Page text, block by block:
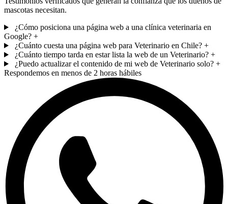
mascotas necesitan.
¿Cómo posiciona una página web a una clínica veterinaria en
Google? +
¿Cuánto cuesta una página web para Veterinario en Chile? +
¿Cuánto tiempo tarda en estar lista la web de un Veterinario? +
¿Puedo actualizar el contenido de mi web de Veterinario solo? +
Respondemos en menos de 2 horas hábiles